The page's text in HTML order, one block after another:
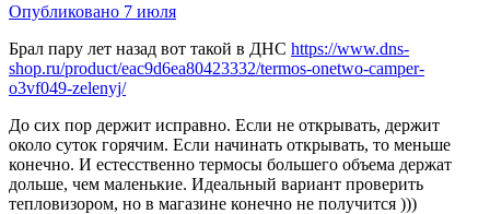
Опубликовано 7 июля
Брал пару лет назад вот такой в ДНС https://www.dns-
shop.ru/product/eac9d6ea80423332/termos-onetwo-camper-
o3vf049-zelenyj/
До сих пор держит исправно. Если не открывать, держит
около суток горячим. Если начинать открывать, то меньше
конечно. И естесственно термосы большего объема держат
дольше, чем маленькие. Идеальный вариант проверить
тепловизором, но в магазине конечно не получится )))